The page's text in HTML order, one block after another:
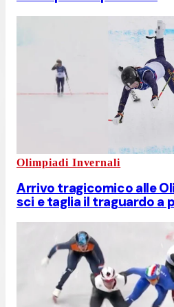
Olimpiadi Invernali
Arrivo tragicomico alle
sci e taglia il traguardo a